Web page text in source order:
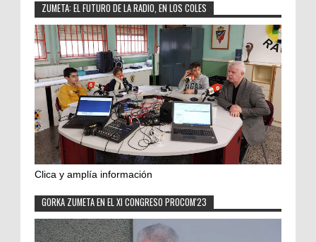
ZUMETA: EL FUTURO DE LA RADIO, EN LOS COLES
Clica y amplía información
GORKA ZUMETA EN EL XI CONGRESO PROCOM'23